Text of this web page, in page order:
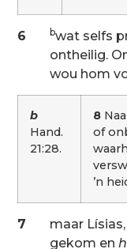
6 bwat selfs
ontheilig.
wou hom
b
Hand.
21:28.
8
of
’n
7
maar
gekom en